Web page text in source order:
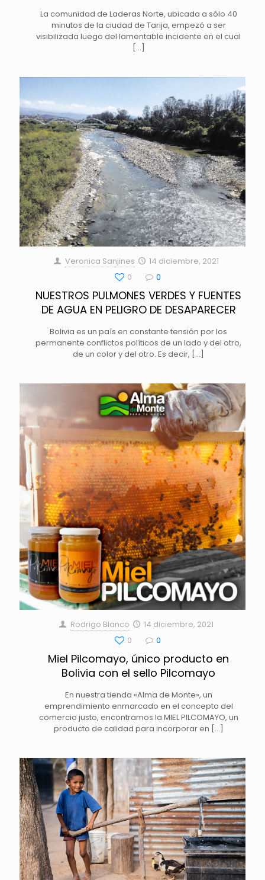
La comunidad de Laderas Norte, ubicada a sólo 40
minutos de la ciudad de Tarija, empezó a ser
visibilizada luego del lamentable incidente en el cual
[…]
Veronica Sanjines
14 diciembre, 2021
0
0
NUESTROS PULMONES VERDES Y FUENTES
DE AGUA EN PELIGRO DE DESAPARECER
Bolivia es un país en constante tensión por los
permanente conflictos políticos de un lado y del otro,
de un color y del otro. Es decir, […]
Rodrigo Blanco
14 diciembre, 2021
0
0
Miel Pilcomayo, único producto en
Bolivia con el sello Pilcomayo
En nuestra tienda «Alma de Monte», un
emprendimiento enmarcado en el concepto del
comercio justo, encontramos la MIEL PILCOMAYO, un
producto de calidad para incorporar en […]